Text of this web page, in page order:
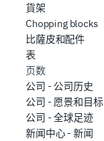
貨架
Chopping blocks
比薩皮和配件
表
页数
公司 - 公司历史
公司 - 愿景和目标
公司 - 全球足迹
新闻中心 - 新闻